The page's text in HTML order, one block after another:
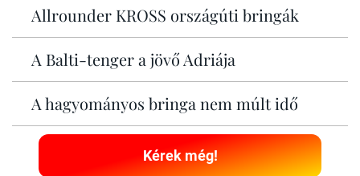
Allrounder KROSS országúti bringák
A Balti-tenger a jövő Adriája
A hagyományos bringa nem múlt idő
Kérek még!